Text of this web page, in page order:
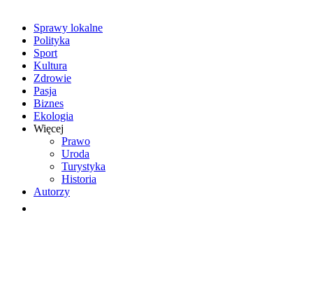
Sprawy lokalne
Polityka
Sport
Kultura
Zdrowie
Pasja
Biznes
Ekologia
Więcej
Prawo
Uroda
Turystyka
Historia
Autorzy